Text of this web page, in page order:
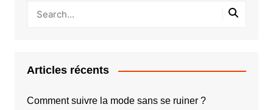
Articles récents
Comment suivre la mode sans se ruiner ?